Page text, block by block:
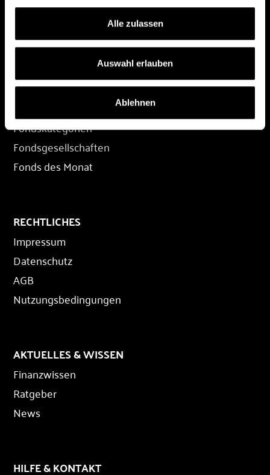
Alle zulassen
Auswahl erlauben
Ablehnen
Konditionen
FONDS
Fondskategorien
Fondsgesellschaften
Fonds des Monat
RECHTLICHES
Impressum
Datenschutz
AGB
Nutzungsbedingungen
AKTUELLES & WISSEN
Finanzwissen
Ratgeber
News
HILFE & KONTAKT